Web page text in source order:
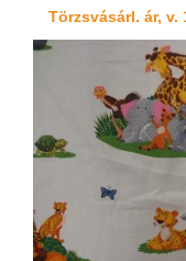
Törzsvásárl. ár, v.